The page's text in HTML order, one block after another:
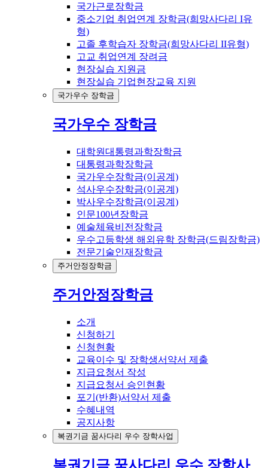
국가근로장학금
중소기업 취업연계 장학금(희망사다리 I유
형)
고졸 후학습자 장학금(희망사다리 II유형)
고교 취업연계 장려금
현장실습 지원금
현장실습 기업현장교육 지원
국가우수 장학금
국가우수 장학금
대학원대통령과학장학금
대통령과학장학금
국가우수장학금(이공계)
석사우수장학금(이공계)
박사우수장학금(이공계)
인문100년장학금
예술체육비전장학금
우수고등학생 해외유학 장학금(드림장학금)
전문기술인재장학금
주거안정장학금
주거안정장학금
소개
신청하기
신청현황
교육이수 및 장학생서약서 제출
지급요청서 작성
지급요청서 승인현황
포기(반환)서약서 제출
수혜내역
공지사항
복권기금 꿈사다리 우수 장학사업
복권기금 꿈사다리 우수 장학사